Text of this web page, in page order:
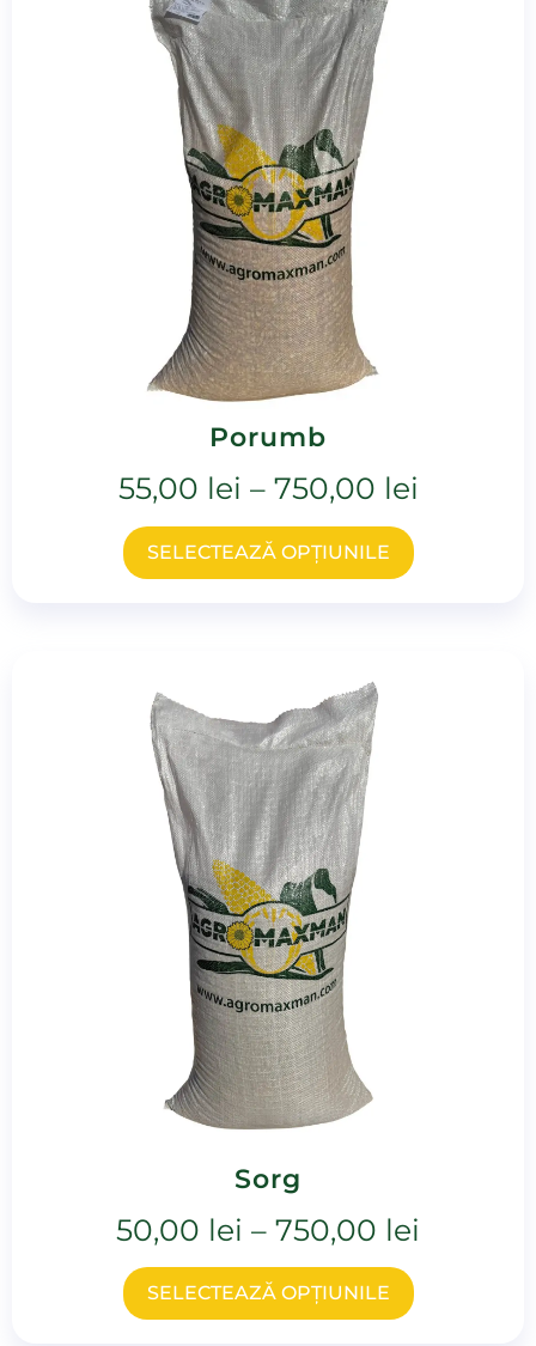
Porumb
55,00 lei – 750,00 lei
SELECTEAZĂ OPȚIUNILE
Sorg
50,00 lei – 750,00 lei
SELECTEAZĂ OPȚIUNILE